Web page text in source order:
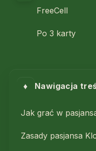
FreeCell
Po 3 karty
♦ Nawigacja
Jak grać w
Zasady pasjansa